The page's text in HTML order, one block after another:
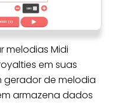
melodias Midi
em suas
gerador de melodia
armazena dados